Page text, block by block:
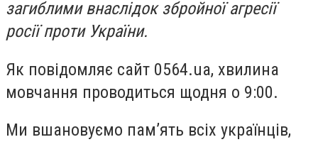
загиблими внаслідок збройної агресії
росії проти України.
Як повідомляє сайт 0564.ua, хвилина
мовчання проводиться щодня о 9:00.
Ми вшановуємо памʼять всіх українців,